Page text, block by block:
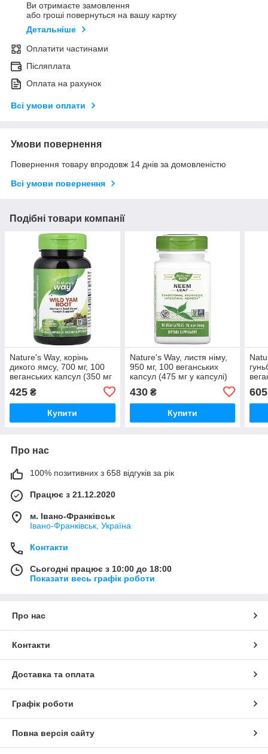
Ви отримаєте замовлення
або гроші повернуться на вашу картку
Детальніше
Оплатити частинами
Післяплата
Оплата на рахунок
Всі умови оплати
Умови повернення
Повернення товару впродовж 14 днів за домовленістю
Всі умови повернення
Подібні товари компанії
Nature's Way, корінь
дикого ямсу, 700 мг, 100
веганських капсул (350 мг
425 ₴
Купити
Nature's Way, листя німу,
950 мг, 100 веганських
капсул (475 мг у капсулі)
430₴
Купити
605
Про нас
100% позитивних з 658 відгуків за рік
Працює з 21.12.2020
м. Івано-Франківськ
Івано-Франківськ, Україна
Контакти
Сьогодні працює з 10:00 до 18:00
Показати весь графік роботи
Про нас
Контакти
Доставка та оплата
Графік роботи
Повна версія сайту